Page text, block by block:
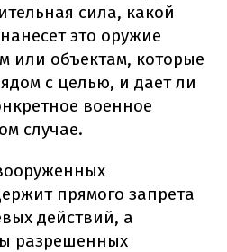
сила, какой
это оружие
или объектам, которые
с целью, и дает ли
военное
случае.
прямого запрета
действий, а
разрешенных